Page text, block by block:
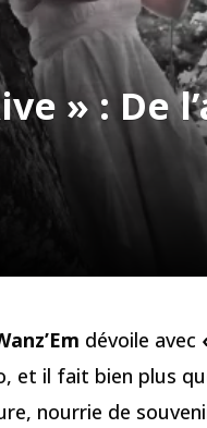
» : De
dévoile avec
et il fait bien plus
nourrie de